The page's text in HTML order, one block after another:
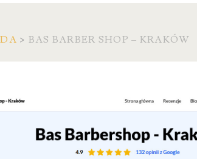
> BAS BARBER SHOP – KRAKÓW